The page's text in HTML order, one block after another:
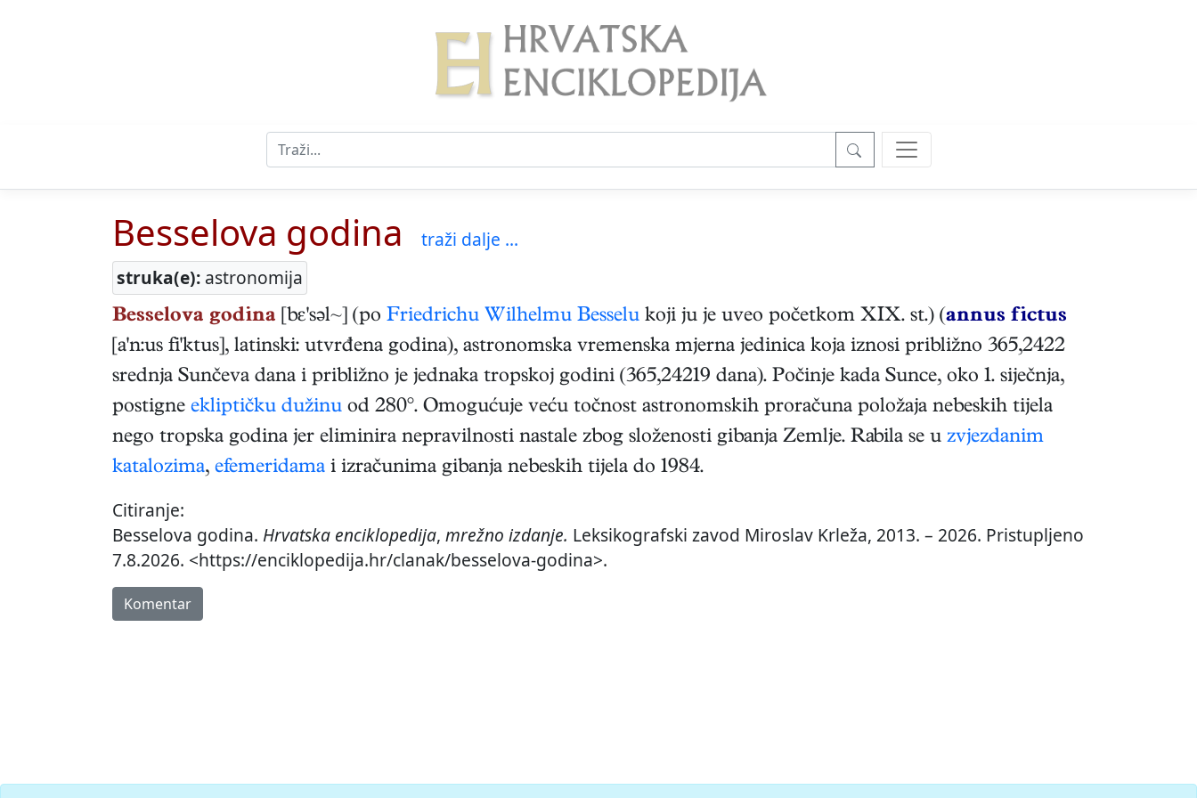
Besselova godina
traži dalje ...
struka(e): astronomija
Besselova godina [bε'səl~] (po Friedrichu Wilhelmu Besselu koji ju je uveo početkom XIX. st.) (annus fictus
[a'n:us fi'ktus], latinski: utvrđena godina), astronomska vremenska mjerna jedinica koja iznosi približno 365,2422
srednja Sunčeva dana i približno je jednaka tropskoj godini (365,24219 dana). Počinje kada Sunce, oko 1. siječnja,
postigne ekliptičku dužinu od 280°. Omogućuje veću točnost astronomskih proračuna položaja nebeskih tijela
nego tropska godina jer eliminira nepravilnosti nastale zbog složenosti gibanja Zemlje. Rabila se u zvjezdanim
katalozima, efemeridama i izračunima gibanja nebeskih tijela do 1984.
Citiranje:
Besselova godina. Hrvatska enciklopedija, mrežno izdanje. Leksikografski zavod Miroslav Krleža, 2013. – 2026. Pristupljeno
7.8.2026. <https://enciklopedija.hr/clanak/besselova-godina>.
Komentar